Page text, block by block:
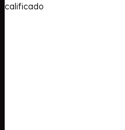
calificado